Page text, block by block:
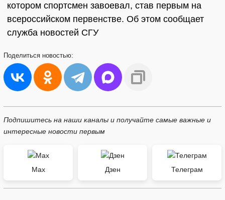
котором спортсмен завоевал, став первым на
всероссийском первенстве. Об этом сообщает
служба новостей СГУ
Поделиться новостью:
Подпишитесь на наши каналы и получайте самые важные и
интересные новости первым
Max Дзен Телеграм